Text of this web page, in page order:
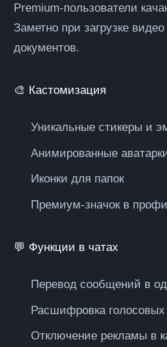
Premium-пользователи
Заметно при загрузке
документов.
🎨 Кастомизация
Уникальные стикеры и
Анимированные
Иконки для папок
Премиум-значок в
💬 Функции в чатах
Перевод сообщений в
Расшифровка
Отключение рекламы в